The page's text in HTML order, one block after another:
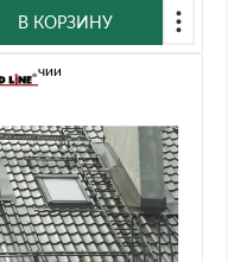
В КОРЗИНУ
В наличии